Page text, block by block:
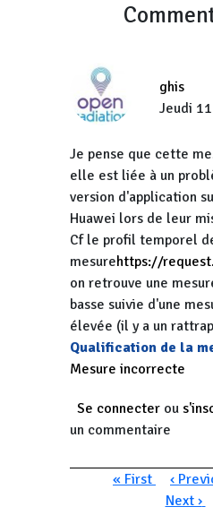
ghis
Jeudi
Je pense que cette
elle est liée à un
version d'application
Huawei lors de leur
Cf le profil temporel
mesurehttps://
on retrouve une
basse suivie d'une
élevée (il y a un
Qualification de la
Mesure incorrecte
Se connecter ou
un commentaire
Pagination
Première page
« First Page
‹
Next ›